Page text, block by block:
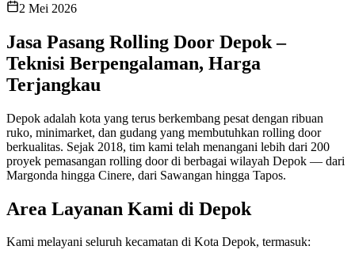
2 Mei 2026
Jasa Pasang Rolling Door Depok –
Teknisi Berpengalaman, Harga
Terjangkau
Depok adalah kota yang terus berkembang pesat dengan ribuan
ruko, minimarket, dan gudang yang membutuhkan rolling door
berkualitas. Sejak 2018, tim kami telah menangani lebih dari 200
proyek pemasangan rolling door di berbagai wilayah Depok — dari
Margonda hingga Cinere, dari Sawangan hingga Tapos.
Area Layanan Kami di Depok
Kami melayani seluruh kecamatan di Kota Depok, termasuk: